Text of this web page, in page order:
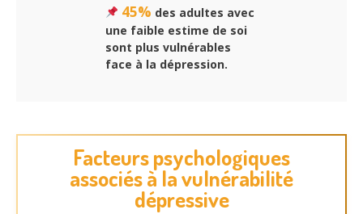
45% des adultes avec
une faible estime de soi
sont plus vulnérables
face à la dépression.
Facteurs psychologiques
associés à la vulnérabilité
dépressive